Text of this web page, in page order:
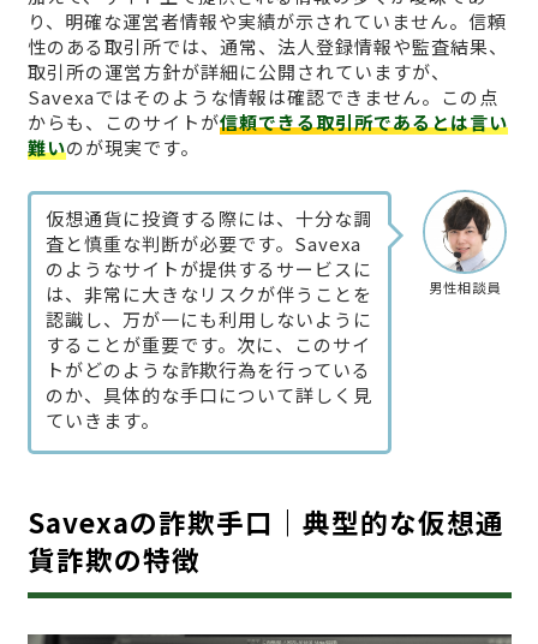
り、明確な運営者情報や実績が示されていません。信頼
性のある取引所では、通常、法人登録情報や監査結果、
取引所の運営方針が詳細に公開されていますが、
Savexaではそのような情報は確認できません。この点
からも、このサイトが信頼できる取引所であるとは言い
難いのが現実です。
男性相談員
仮想通貨に投資する際には、十分な調
査と慎重な判断が必要です。Savexa
のようなサイトが提供するサービスに
は、非常に大きなリスクが伴うことを
認識し、万が一にも利用しないように
することが重要です。次に、このサイ
トがどのような詐欺行為を行っている
のか、具体的な手口について詳しく見
ていきます。
Savexaの詐欺手口｜典型的な仮想通
貨詐欺の特徴